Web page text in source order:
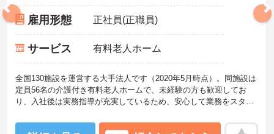
雇用形態 正社員(正職員)
サービス 有料老人ホーム
全国130施設を運営する大手法人です（2020年5月時点）。同施設は
定員56名の介護付き有料老人ホームで、未経験の方も歓迎してお
り、入社後は実務指導が充実しているため、安心して業務をスター
している点も魅力で、住宅手当（規定あり）や家族手当、資格手当